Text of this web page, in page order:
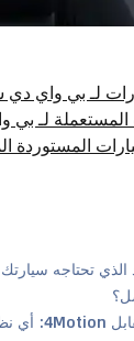
لـ بي واي
المستعملة لـ
المستوردة